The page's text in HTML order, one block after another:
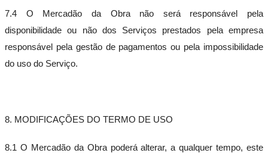
7.4 O Mercadão da Obra não será responsável pela
disponibilidade ou não dos Serviços prestados pela empresa
responsável pela gestão de pagamentos ou pela impossibilidade
do uso do Serviço.
8. MODIFICAÇÕES DO TERMO DE USO
8.1 O Mercadão da Obra poderá alterar, a qualquer tempo, este